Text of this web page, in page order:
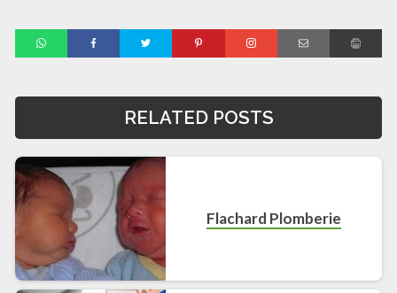
RELATED POSTS
Flachard Plomberie